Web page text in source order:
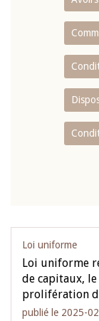
Loi uniforme
Loi uniforme
de capitaux,
prolifération
publié le 2025-